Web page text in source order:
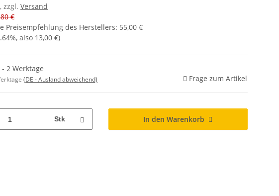
zzgl. Versand
€
Preisempfehlung des Herstellers: 55,00 €
, also 13,00 €)
2 Werktage
(DE - Ausland abweichend) Frage zum Artikel
Stk In den Warenkorb